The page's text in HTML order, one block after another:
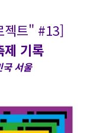
젝트" #13]
기록
서울